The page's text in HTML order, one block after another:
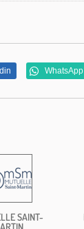
WhatsApp
SAINT-